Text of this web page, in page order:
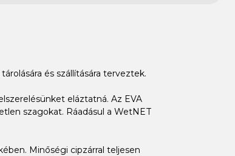
és szállítására terveztek.
eláztatná. Az EVA
szagokat. Ráadásul a WetNET
Minőségi cipzárral teljesen